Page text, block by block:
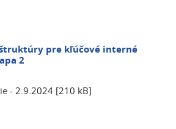
pre kľúčové interné
2
- 2.9.2024 [210 kB]